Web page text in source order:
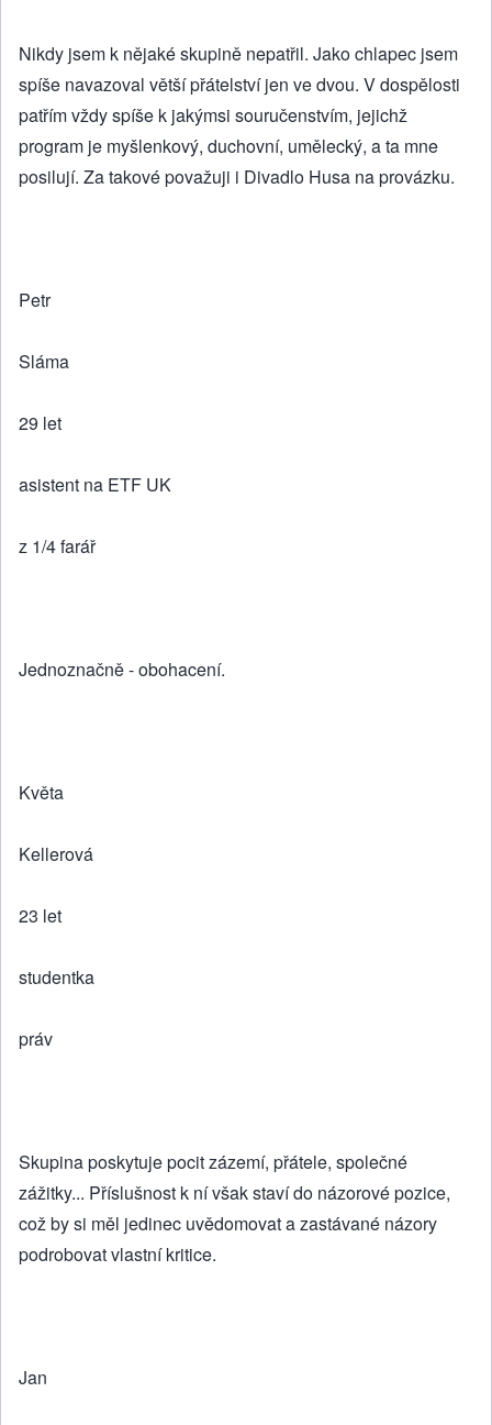
Nikdy jsem k nějaké skupině nepatřil. Jako chlapec jsem
spíše navazoval větší přátelství jen ve dvou. V dospělosti
patřím vždy spíše k jakýmsi souručenstvím, jejichž
program je myšlenkový, duchovní, umělecký, a ta mne
posilují. Za takové považuji i Divadlo Husa na provázku.
Petr
Sláma
29 let
asistent na ETF UK
z 1/4 farář
Jednoznačně - obohacení.
Květa
Kellerová
23 let
studentka
práv
Skupina poskytuje pocit zázemí, přátele, společné
zážitky... Příslušnost k ní však staví do názorové pozice,
což by si měl jedinec uvědomovat a zastávané názory
podrobovat vlastní kritice.
Jan